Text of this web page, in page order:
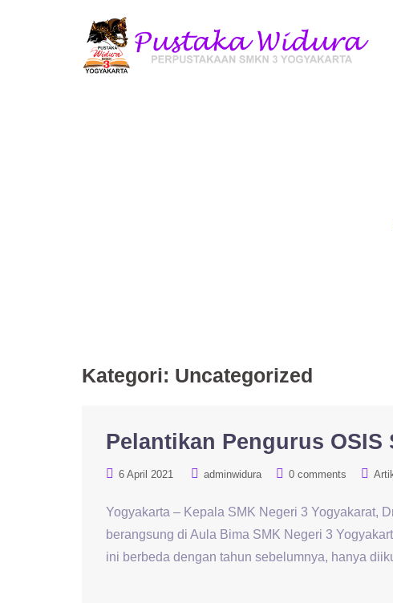
Kategori: Uncategorized
Pelantikan Pengurus OSIS
6 April 2021 adminwidura 0 comments
Yogyakarta – Kepala SMK Negeri 3 Yogyakarat,
berangsung di Aula Bima SMK Negeri 3
ini berbeda dengan tahun sebelumnya, hanya